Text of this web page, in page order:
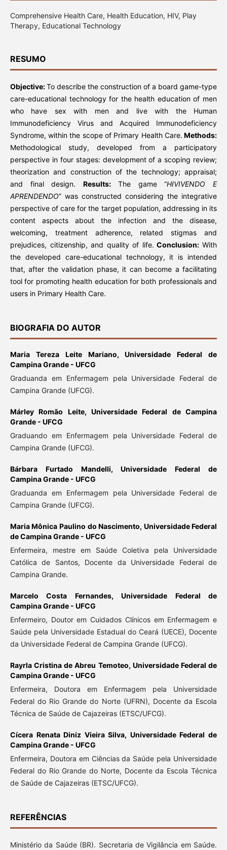
Comprehensive Health Care, Health Education, HIV, Play
Therapy, Educational Technology
RESUMO
Objective:To describe the construction of a board game-type
care-educational technology for the health education of men
who have sex with men and live with the Human
Immunodeficiency Virus and Acquired Immunodeficiency
Syndrome, within the scope of Primary Health Care. Methods:
Methodological study, developed from a participatory
perspective in four stages: development of a scoping review;
theorization and construction of the technology; appraisal;
and final design.Results: The game “HIVIVENDO E
APRENDENDO” was constructed considering the integrative
perspective of care for the target population, addressing in its
content aspects about the infection and the disease,
welcoming, treatment adherence, related stigmas and
prejudices, citizenship, and quality of life. Conclusion:With
the developed care-educational technology, it is intended
that, after the validation phase, it can become a facilitating
tool for promoting health education for both professionals and
users in Primary Health Care.
BIOGRAFIA DO AUTOR
Maria Tereza Leite Mariano,Universidade Federal de
Campina Grande - UFCG
Graduanda em Enfermagem pela Universidade Federal de
Campina Grande (UFCG).
Márley Romão Leite, Universidade Federal de Campina
Grande - UFCG
Graduando em Enfermagem pela Universidade Federal de
Campina Grande (UFCG).
Bárbara Furtado Mandelli,Universidade Federal de
Campina Grande - UFCG
Graduanda em Enfermagem pela Universidade Federal de
Campina Grande (UFCG).
Maria Mônica Paulino do Nascimento, Universidade Federal
de Campina Grande - UFCG
Enfermeira, mestre em Saúde Coletiva pela Universidade
Católica de Santos, Docente da Universidade Federal de
Campina Grande.
Marcelo Costa Fernandes,Universidade Federal de
Campina Grande - UFCG
Enfermeiro, Doutor em Cuidados Clínicos em Enfermagem e
Saúde pela Universidade Estadual do Ceará (UECE), Docente
da Universidade Federal de Campina Grande (UFCG).
Rayrla Cristina de Abreu Temoteo, Universidade Federal de
Campina Grande - UFCG
Enfermeira, Doutora em Enfermagem pela Universidade
Federal do Rio Grande do Norte (UFRN), Docente da Escola
Técnica de Saúde de Cajazeiras (ETSC/UFCG).
Cícera Renata Diniz Vieira Silva, Universidade Federal de
Campina Grande - UFCG
Enfermeira, Doutora em Ciências da Saúde pela Universidade
Federal do Rio Grande do Norte, Docente da Escola Técnica
de Saúde de Cajazeiras (ETSC/UFCG).
REFERÊNCIAS
Ministério da Saúde (BR). Secretaria de Vigilância em Saúde.